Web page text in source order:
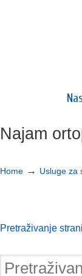
Najam
Home → Usluge za
Pretraživanje